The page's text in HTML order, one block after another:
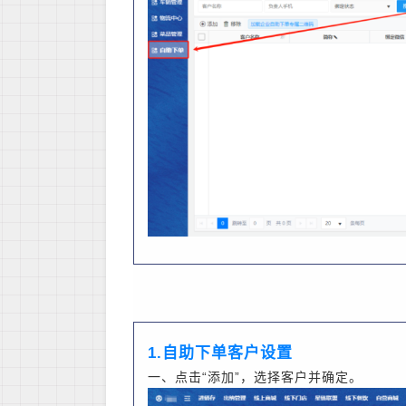
1.自助下单客户设置
一、点击“添加”，选择客户并确定。